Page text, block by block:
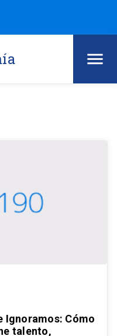
Ignoramos: Cómo
talento,